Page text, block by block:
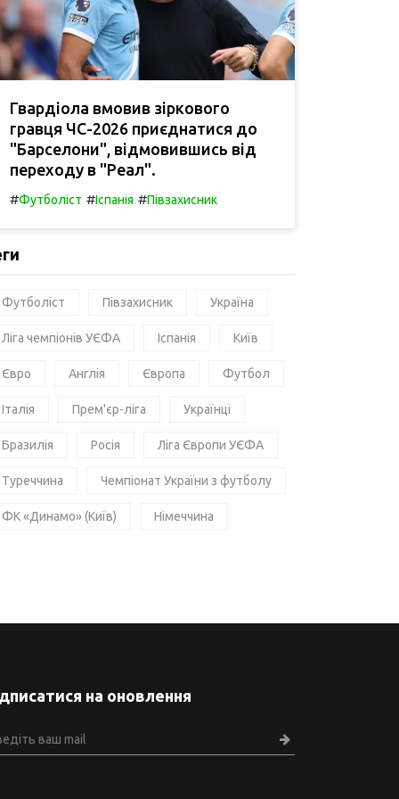
Гвардіола вмовив зіркового
гравця ЧС-2026 приєднатися до
"Барселони", відмовившись від
переходу в "Реал".
#Футболіст #Іспанія #Півзахисник
Футболіст Півзахисник Україна
Ліга чемпіонів УЄФА Іспанія Київ
Євро Англія Європа Футбол
Італія Прем'єр-ліга Українці
Бразилія Росія Ліга Європи УЄФА
Туреччина Чемпіонат України з футболу
ФК «Динамо» (Київ) Німеччина
на оновлення